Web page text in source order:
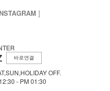
]
바로연결
OFF.
- PM 01:30